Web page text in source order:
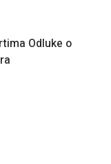
Odluke o